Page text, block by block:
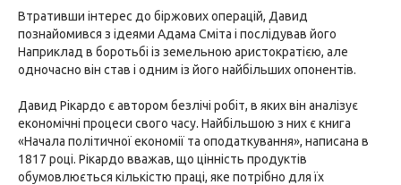
Втративши інтерес до біржових операцій, Давид
познайомився з ідеями Адама Сміта і послідував його
Наприклад в боротьбі із земельною аристократією, але
одночасно він став і одним із його найбільших опонентів.
Давид Рікардо є автором безлічі робіт, в яких він аналізує
економічні процеси свого часу. Найбільшою з них є книга
«Начала політичної економії та оподаткування», написана в
1817 році. Рікардо вважав, що цінність продуктів
обумовлюється кількістю праці, яке потрібно для їх